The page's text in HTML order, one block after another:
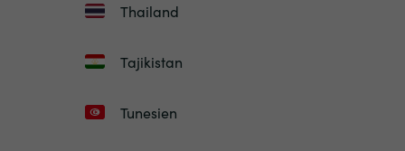
Thailand
Tajikistan
Tunesien